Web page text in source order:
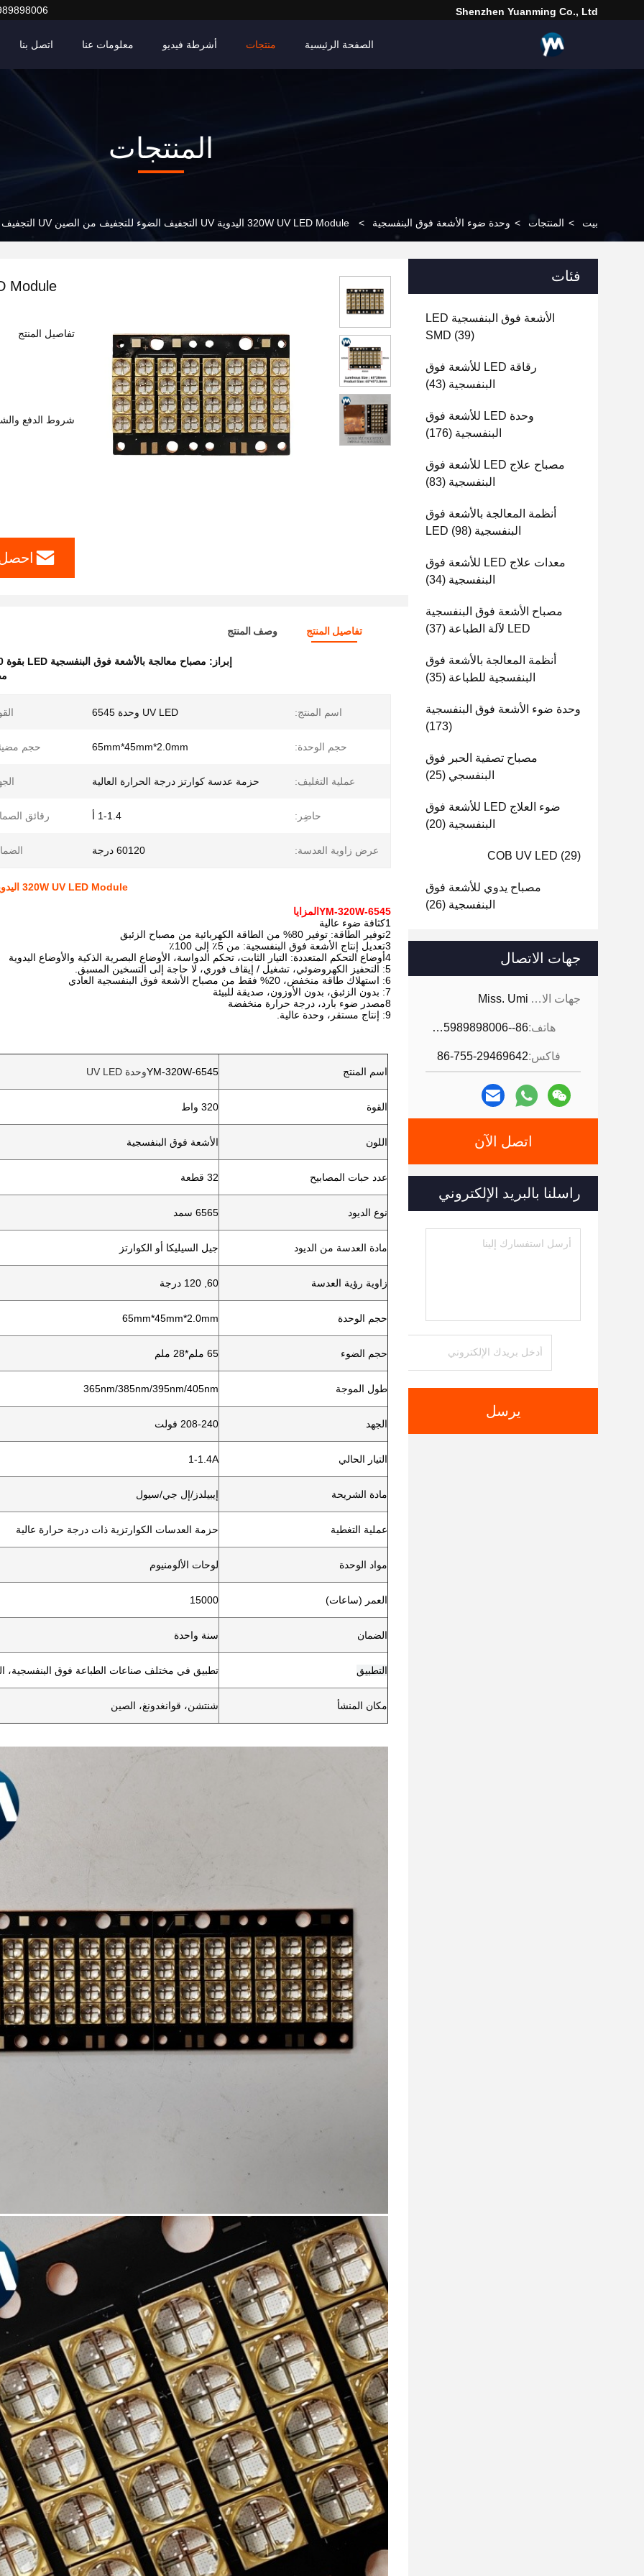
Shenzhen Yuanming Co., Ltd
الصفحة الرئيسية منتجات أشرطة فيديو معلومات عنا اتصل بنا
المنتجات
بيت > المنتجات > وحدة ضوء الأشعة فوق البنفسجية > 320W UV LED Module اليدوية UV التجفيف الضوء للتجفيف من الصين UV التجفيف PCB
فئات
الأشعة فوق البنفسجية LED
SMD (39)
رقاقة LED للأشعة فوق
البنفسجية (43)
وحدة LED للأشعة فوق
البنفسجية (176)
مصباح علاج LED للأشعة فوق
البنفسجية (83)
أنظمة المعالجة بالأشعة فوق
البنفسجية LED (98)
معدات علاج LED للأشعة فوق
البنفسجية (34)
مصباح الأشعة فوق البنفسجية
LED لآلة الطباعة
(37)
أنظمة المعالجة بالأشعة فوق
البنفسجية للطباعة (35)
وحدة ضوء الأشعة فوق البنفسجية
(173)
مصباح تصفية الحبر فوق
البنفسجي (25)
ضوء العلاج LED للأشعة فوق
البنفسجية (20)
COB UV LED (29)
مصباح يدوي للأشعة فوق
البنفسجية (26)
جهات الاتصال
جهات الاتصال: Miss. Umi
هاتف: 86--18926468268-15989898006
فاكس:86-755-29469642
اتصل الآن
راسلنا بالبريد الإلكتروني
يرسل
تفاصيل المنتج
شروط الدفع
تفاصيل المنتج وصف المنتج
إبراز: مصباح معالجة بالأشعة فوق البنفسجية LED بقوة 320 واط
اسم المنتج: UV LED وحدة 6545
حجم الوحدة: 65mm*45mm*2.0mm حجم
عملية التغليف: حزمة عدسة كوارتز درجة الحرارة العالية
حاضِر: 1-1.4 أ رقائق
عرض زاوية العدسة: 60120 درجة
320W UV LED Module اليدوية UV التجفيف الضوء للتجفيف من الصين UV التجفيف PCB
YM-320W-6545 المزايا
1كثافة ضوء عالية
2توفير الطاقة: توفير 80% من الطاقة الكهربائية من مصباح الزئبق
3تعديل إنتاج الأشعة فوق البنفسجية: من 5٪ إلى 100٪
4أوضاع التحكم المتعددة: التيار الثابت، تحكم الدواسة، الأوضاع البصرية الذكية والأوضاع اليدوية
5: التحفيز الكهروضوئي، تشغيل / إيقاف فوري، لا حاجة إلى التسخين المسبق.
6: استهلاك طاقة منخفض، 20% فقط من مصباح الأشعة فوق البنفسجية العادي
7: بدون الزئبق، بدون الأوزون، صديقة للبيئة
8مصدر ضوء بارد، درجة حرارة منخفضة
9: إنتاج مستقر، وحدة عالية.
اسم المنتج YM-320W-6545وحدة UV LED
القوة 320 واط
اللون الأشعة فوق البنفسجية
عدد حبات المصابيح 32 قطعة
نوع الديود 6565 سمد
مادة العدسة من الديود جيل السيليكا أو الكوارتز
زاوية رؤية العدسة 60, 120 درجة
حجم الوحدة 65mm*45mm*2.0mm
حجم الضوء 65 ملم*28 ملم
طول الموجة 365nm/385nm/395nm/405nm
الجهد 208-240 فولت
التيار الحالي 1-1.4A
مادة الشريحة إيبيلدز/إل جي/سيول
عملية التغطية حزمة العدسات الكوارتزية ذات درجة حرارة عالية
مواد الوحدة لوحات الألومنيوم
العمر (ساعات) 15000
الضمان سنة واحدة
التطبيق تطبيق في مختلف صناعات الطباعة فوق البنفسجية،
مكان المنشأ شنتشن، قوانغدونغ، الصين